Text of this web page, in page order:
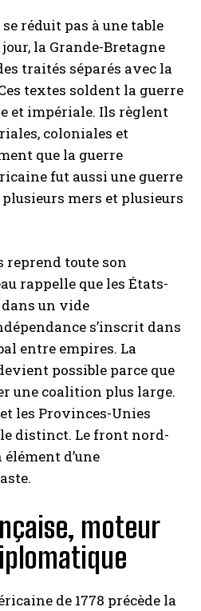
réduit pas à une table
la Grande-Bretagne
traités séparés avec la
textes soldent la guerre
et impériale. Ils règlent
coloniales et
que la guerre
fut aussi une guerre
mers et plusieurs
reprend toute son
rappelle que les États-
dans un vide
s’inscrit dans
entre empires. La
possible parce que
une coalition plus large.
les Provinces-Unies
distinct. Le front nord-
élément d’une
moteur
de 1778 précède la